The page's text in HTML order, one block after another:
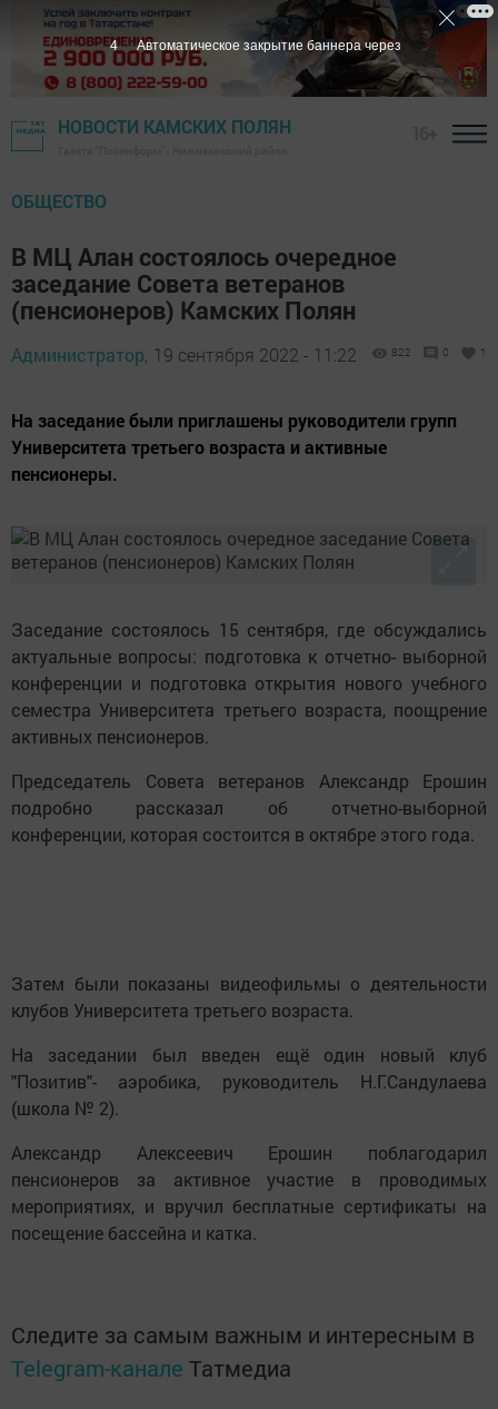
НОВОСТИ КАМСКИХ ПОЛЯН
ОБЩЕСТВО
В МЦ Алан состоялось очередное
заседание Совета ветеранов
(пенсионеров) Камских Полян
Администратор, 19 сентября 2022 - 11:22 822 0 1
На заседание были приглашены руководители групп
Университета третьего возраста и активные
пенсионеры.
Заседание состоялось 15 сентября, где обсуждались
актуальные вопросы: подготовка к отчетно- выборной
конференции и подготовка открытия нового учебного
семестра Университета третьего возраста, поощрение
активных пенсионеров.
Председатель Совета ветеранов Александр Ерошин
подробно рассказал об отчетно-выборной
конференции, которая состоится в октябре этого года.
Затем были показаны видеофильмы о деятельности
клубов Университета третьего возраста.
На заседании был введен ещё один новый клуб
"Позитив"- аэробика, руководитель Н.Г.Сандулаева
(школа № 2).
Александр Алексеевич Ерошин поблагодарил
пенсионеров за активное участие в проводимых
мероприятиях, и вручил бесплатные сертификаты на
посещение бассейна и катка.
Следите за самым важным и интересным в
Telegram-канале Татмедиа
2 Автоматическое закрытие баннера через